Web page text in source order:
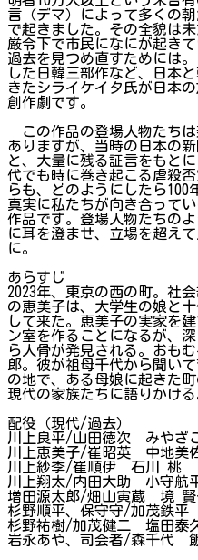
言（デマ）によって多くの
で起きました。その全貌は
厳令下で市民になにが起き
過去を見つめ直すためには
した日韓三部作など、日本
きたシライケイタ氏が日本
創作劇です。
この作品の登場人物たち
ありますが、当時の日本の
と、大量に残る証言をもと
代でも時に巻き起こる虐殺
らも、どのようにしたら100
真実に私たちが向き合って
作品です。登場人物たちの
に耳を澄ませ、立場を超え
に。
あらすじ
2023年、東京の西の町。社
の恵美子は、大学生の娘と
して来た。恵美子の実家を
ン室を作ることになるが、
ら人骨が発見される。おも
郎。彼が祖母千代から聞い
の地で、ある母娘に起きた
現代の家族たちに語りかける
配役（現代/過去）
川上良平/山田徳次 みやざ
川上恵美子/崔昭英 中地美
川上紗季/崔順伊 石川 桃
川上翔太/内田大助 小守航
増田源太郎/畑山寅蔵 境 賢
杉野順平、保守守/加茂鉄
杉野祐樹/加茂健二 塩田泰
岩永あや、司会者/森千代